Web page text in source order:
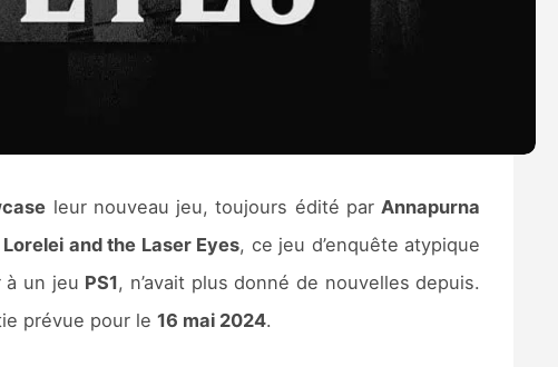
leur nouveau jeu, toujours édité parAnnapurna
Lorelei and the Laser Eyes, ce jeu d’enquête atypique
à un jeu PS1, n’avait plus donné de nouvelles depuis.
prévue pour le 16 mai 2024.